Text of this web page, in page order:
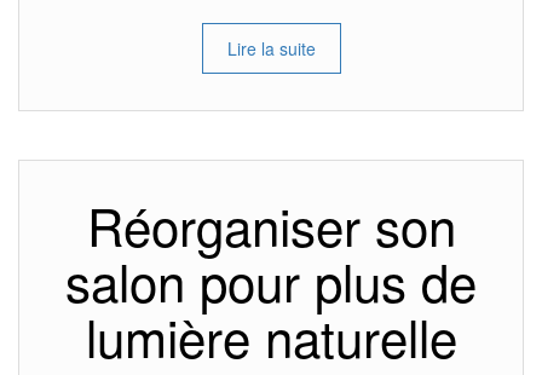
Lire la suite
Réorganiser son
salon pour plus de
lumière naturelle